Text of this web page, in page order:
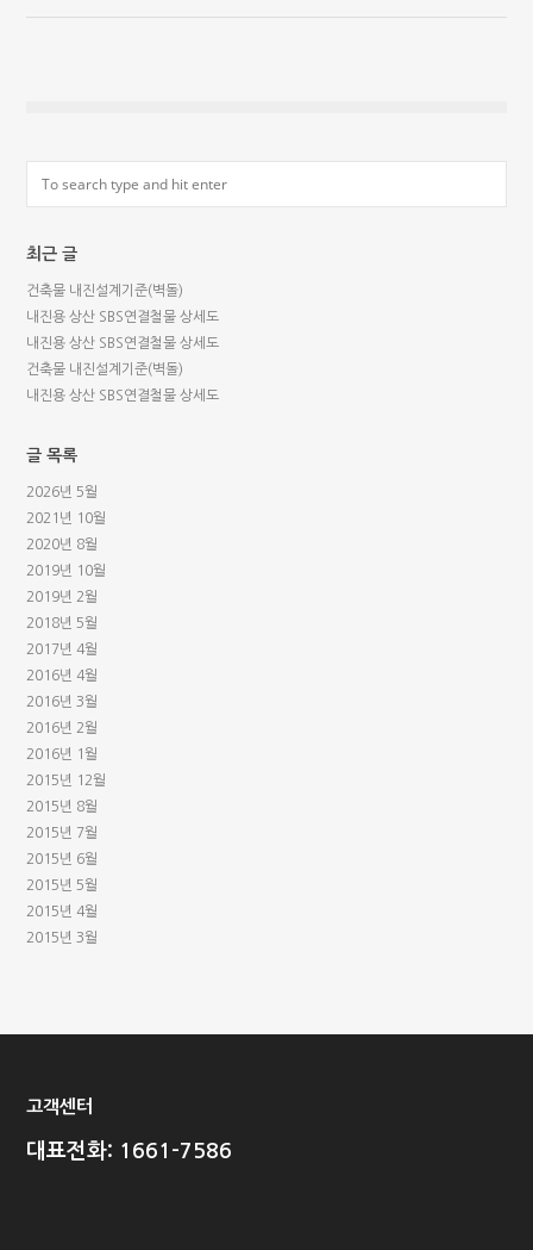
최근 글
건축물 내진설계기준(벽돌)
내진용 상산 SBS연결철물 상세도
내진용 상산 SBS연결철물 상세도
건축물 내진설계기준(벽돌)
내진용 상산 SBS연결철물 상세도
글 목록
2026년 5월
2021년 10월
2020년 8월
2019년 10월
2019년 2월
2018년 5월
2017년 4월
2016년 4월
2016년 3월
2016년 2월
2016년 1월
2015년 12월
2015년 8월
2015년 7월
2015년 6월
2015년 5월
2015년 4월
2015년 3월
고객센터
대표전화: 1661-7586